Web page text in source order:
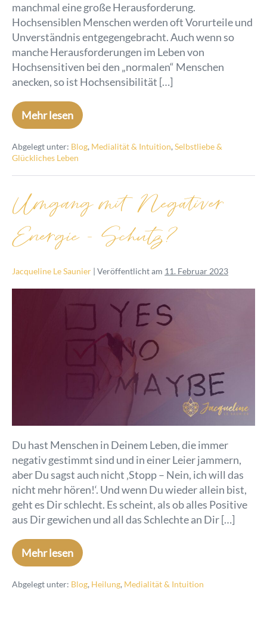
manchmal eine große Herausforderung.
Hochsensiblen Menschen werden oft Vorurteile und
Unverständnis entgegengebracht. Auch wenn so
manche Herausforderungen im Leben von
Hochsensitiven bei den „normalen“ Menschen
anecken, so ist Hochsensibilität […]
Mehr lesen
Abgelegt unter: Blog, Medialität & Intuition,Selbstliebe &
Glückliches Leben
Umgang mit Negativer
Energie – Schutz?
Jacqueline Le Saunier Veröffentlicht am 11. Februar 2023
Du hast Menschen in Deinem Leben, die immer
negativ gestimmt sind und in einer Leier jammern,
aber Du sagst auch nicht ‚Stopp – Nein, ich will das
nicht mehr hören!‘. Und wenn Du wieder allein bist,
geht es Dir schlecht. Es scheint, als ob alles Positive
aus Dir gewichen und all das Schlechte an Dir […]
Mehr lesen
Abgelegt unter: Blog, Heilung, Medialität & Intuition